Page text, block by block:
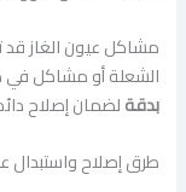
مشاكل عيون الغاز قد
الشعلة أو مشاكل
بدقةلضمان إصلاح
طرق إصلاح واستبدال